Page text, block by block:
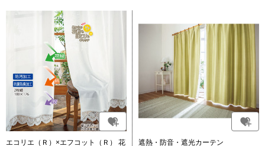
エコリエ（Ｒ）×エフコット（Ｒ） 花
遮熱・防音・遮光カーテン